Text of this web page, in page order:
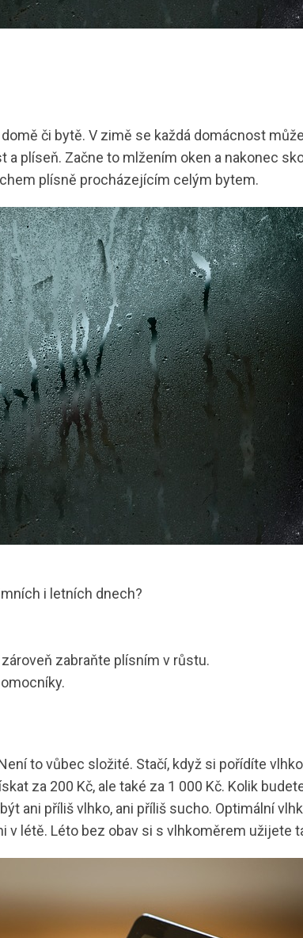
či bytě. V zimě se každá domácnost
a plíseň. Začne to mlžením oken a nakonec
plísně procházejícím celým bytem.
i letních dnech?
zabraňte plísním v růstu.
to vůbec složité. Stačí, když si pořídíte
za 200 Kč, ale také za 1 000 Kč. Kolik
ani příliš vlhko, ani příliš sucho. Optimální
v létě. Léto bez obav si s vlhkoměrem užijete